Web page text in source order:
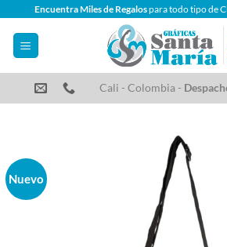
contenido
Encuentra Miles de Regalospara todo tipo de
Cali - Colombia -
Nuevo